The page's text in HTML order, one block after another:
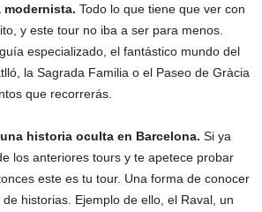
modernista. Todo lo que tiene que ver con
y este tour no iba a ser para menos.
especializado, el fantástico mundo del
la Sagrada Familia o el Paseo de Gràcia
que recorrerás.
historia oculta en Barcelona. Si ya
los anteriores tours y te apetece probar
este es tu tour. Una forma de conocer
historias. Ejemplo de ello, el Raval, un